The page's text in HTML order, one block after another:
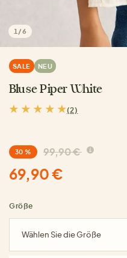
1 /6
SALE NEU
Bluse Piper White
(2)
30 % 99,90 €
69,90 €
Größe
Wählen Sie die Größe